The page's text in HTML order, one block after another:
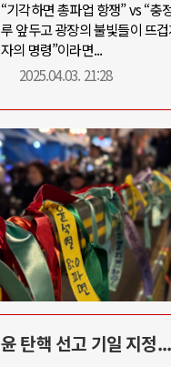
“기각하면 총파업 항쟁” vs “
루 앞두고 광장의 불빛들이 뜨
자의 명령”이라면...
2025.04.03. 21:28
윤 탄핵 선고 기일 지정